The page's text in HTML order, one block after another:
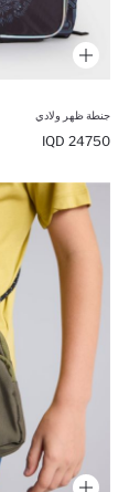
جنطة ظهر ولادي
24750 IQD